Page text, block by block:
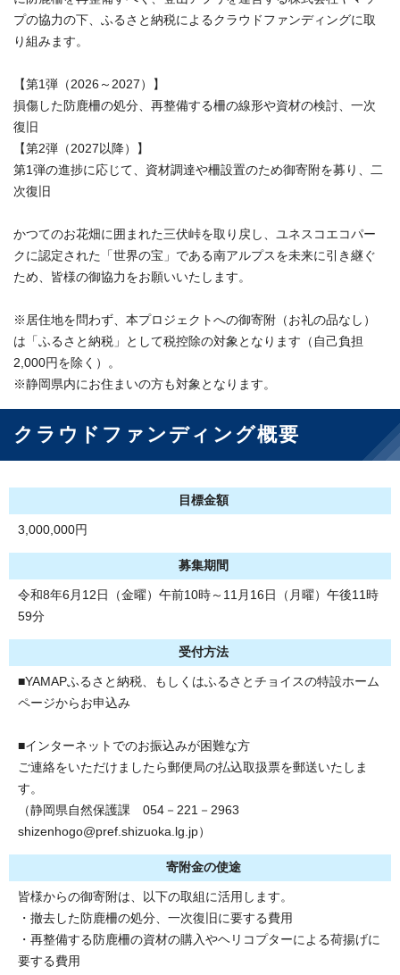
プの協力の下、ふるさと納税によるクラウドファンディングに取
り組みます。
【第1弾（2026～2027）】
損傷した防鹿柵の処分、再整備する柵の線形や資材の検討、一次
復旧
【第2弾（2027以降）】
第1弾の進捗に応じて、資材調達や柵設置のため御寄附を募り、二
次復旧
かつてのお花畑に囲まれた三伏峠を取り戻し、ユネスコエコパー
クに認定された「世界の宝」である南アルプスを未来に引き継ぐ
ため、皆様の御協力をお願いいたします。
※居住地を問わず、本プロジェクトへの御寄附（お礼の品なし）
は「ふるさと納税」として税控除の対象となります（自己負担
2,000円を除く）。
※静岡県内にお住まいの方も対象となります。
クラウドファンディング概要
目標金額
3,000,000円
募集期間
令和8年6月12日（金曜）午前10時～11月16日（月曜）午後11時
59分
受付方法
■YAMAPふるさと納税、もしくはふるさとチョイスの特設ホーム
ページからお申込み
■インターネットでのお振込みが困難な方
ご連絡をいただけましたら郵便局の払込取扱票を郵送いたしま
す。
（静岡県自然保護課 054－221－2963
shizenhogo@pref.shizuoka.lg.jp）
寄附金の使途
皆様からの御寄附は、以下の取組に活用します。
・撤去した防鹿柵の処分、一次復旧に要する費用
・再整備する防鹿柵の資材の購入やヘリコプターによる荷揚げに
要する費用